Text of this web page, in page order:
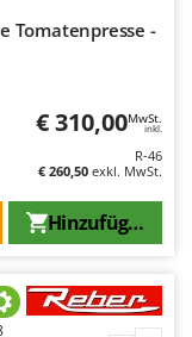
Tomatenpresse -
€ 310,00MwSt.
inkl.
R-46
€ 260,50 exkl. MwSt.
Hinzufügen